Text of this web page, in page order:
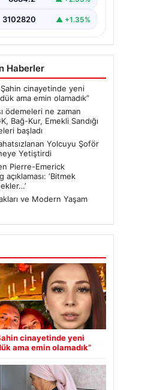
3102820 ▲ +1.35%
Haberler
cinayetinde yeni
ama emin olamadık”
ödemeleri ne zaman
Bağ-Kur, Emekli Sandığı
başladı
Yolcuyu Şoför
Yetiştirdi
Pierre-Emerick
açıklaması: ‘Bitmek
ve Modern Yaşam
cinayetinde yeni
ama emin olamadık”